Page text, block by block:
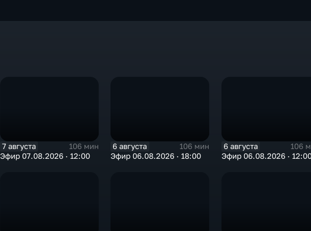
7 августа
106 мин
Эфир 07.08.2026 · 12:00
6 августа
106 мин
Эфир 06.08.2026 · 18:00
6 августа
106
Эфир 06.08.2026 ·